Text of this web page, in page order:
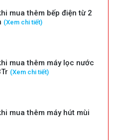
mua thêm máy lọc nước
(Xem chi tiết)
mua thêm bếp điện từ 2
(Xem chi tiết)
mua thêm máy hút mùi